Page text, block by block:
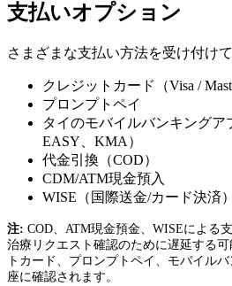
支払いオプション
さまざまな支払い方法を受け付け
クレジットカード（Visa /
プロンプトペイ
タイのモバイルバンキングア
EASY、KMA）
代金引換（COD）
CDM/ATM現金預入
WISE（国際送金/カード決済）
注: COD、ATM現金預金、WISEによる
治療リクエスト確認のために遅延する
トカード、プロンプトペイ、モバイル
座に確認されます。